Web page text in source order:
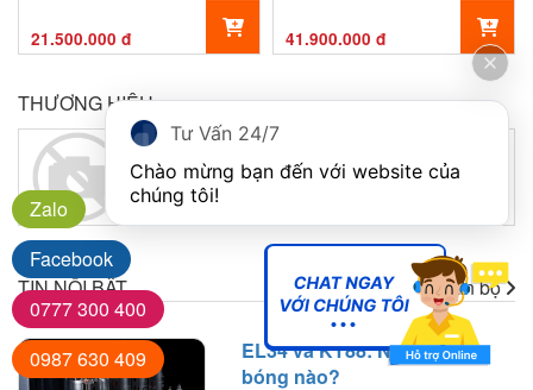
21.500.000 đ 41.900.000 đ
THƯƠNG HIỆU
TIN NỔI BẬT Xem toàn bộ
EL34 và KT88: Nên chọn
bóng nào?
Zalo
Facebook
0777 300 400
0987 630 409
Tư Vấn 24/7
Chào mừng bạn đến với website của
chúng tôi!